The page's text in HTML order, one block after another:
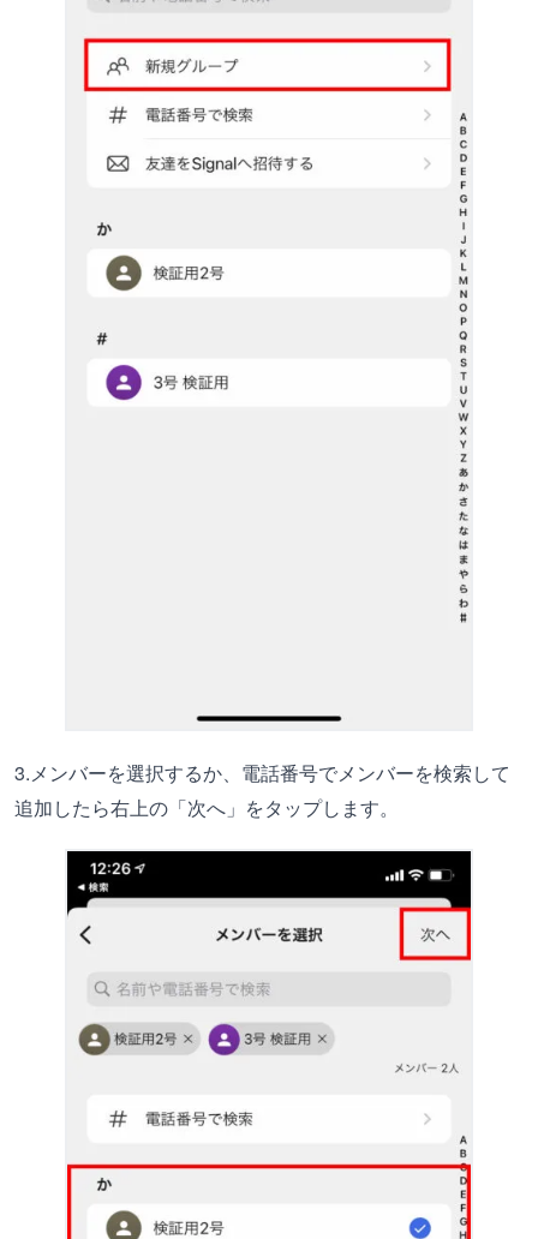
3.メンバーを選択するか、電話番号でメンバーを検索して
追加したら右上の「次へ」をタップします。